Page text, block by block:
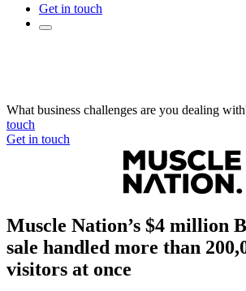
Get in touch
What business challenges are you dealing
touch
Get in touch
Muscle Nation’s $4 million
sale handled more than
visitors at once